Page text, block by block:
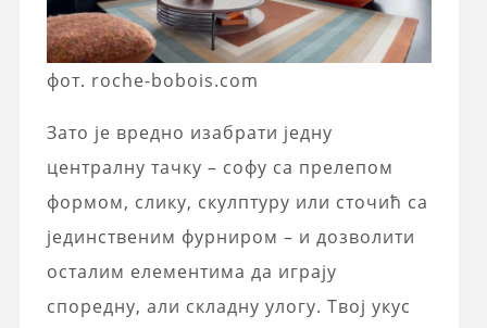
фот. roche-bobois.com
Зато је вредно изабрати једну
централну тачку – софу са прелепом
формом, слику, скулптуру или сточић са
јединственим фурниром – и дозволити
осталим елементима да играју
споредну, али складну улогу. Твој укус